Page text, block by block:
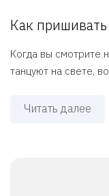
Как
Когда вы смотрите
танцуют на свете,
Читать далее